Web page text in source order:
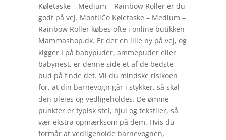
Køletaske – Medium – Rainbow Roller er du
godt på vej. MontiiCo Køletaske – Medium –
Rainbow Roller købes ofte i online butikken
Mammashop.dk. Er der en lille ny på vej, og
kigger I på babypuder, ammepuder eller
babynest, er denne side et af de bedste
bud på finde det. Vil du mindske risikoen
for, at din barnevogn går i stykker, så skal
den plejes og vedligeholdes. De ømme
punkter er typisk stel, hjul og tekstiler, så
vær ekstra opmærksom på dem. Hvis du
formår at vedligeholde barnevognen,